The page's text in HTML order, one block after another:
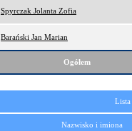
Spyrczak Jolanta Zofia
Barański Jan Marian
Ogółem
Nazwisko i imiona